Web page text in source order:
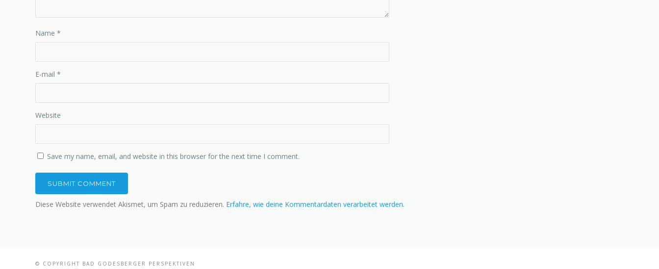
Name *
E-mail *
Website
Save my name, email, and website in this browser for the next time I comment.
Diese Website verwendet Akismet, um Spam zu reduzieren. Erfahre, wie deine Kommentardaten verarbeitet werden.
© COPYRIGHT BAD GODESBERGER PERSPEKTIVEN